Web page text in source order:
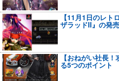
【11月1日のレト
ザラッドII』の発
【おねがい社長
る5つのポイント